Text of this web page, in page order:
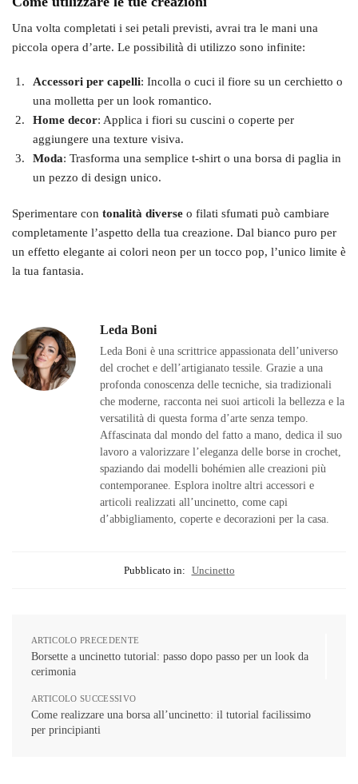
Una volta completati i sei petali previsti, avrai tra le mani una
piccola opera d’arte. Le possibilità di utilizzo sono infinite:
Accessori per capelli: Incolla o cuci il fiore su un cerchietto o
una molletta per un look romantico.
Home decor: Applica i fiori su cuscini o coperte per
aggiungere una texture visiva.
Moda: Trasforma una semplice t-shirt o una borsa di paglia in
un pezzo di design unico.
Sperimentare con tonalità diverse o filati sfumati può cambiare
completamente l’aspetto della tua creazione. Dal bianco puro per
un effetto elegante ai colori neon per un tocco pop, l’unico limite è
la tua fantasia.
Leda Boni
Leda Boni è una scrittrice appassionata dell’universo
del crochet e dell’artigianato tessile. Grazie a una
profonda conoscenza delle tecniche, sia tradizionali
che moderne, racconta nei suoi articoli la bellezza e la
versatilità di questa forma d’arte senza tempo.
Affascinata dal mondo del fatto a mano, dedica il suo
lavoro a valorizzare l’eleganza delle borse in crochet,
spaziando dai modelli bohémien alle creazioni più
contemporanee. Esplora inoltre altri accessori e
articoli realizzati all’uncinetto, come capi
d’abbigliamento, coperte e decorazioni per la casa.
Pubblicato in: Uncinetto
ARTICOLO PRECEDENTE
Borsette a uncinetto tutorial: passo dopo passo per un look da
cerimonia
ARTICOLO SUCCESSIVO
Come realizzare una borsa all’uncinetto: il tutorial facilissimo
per principianti